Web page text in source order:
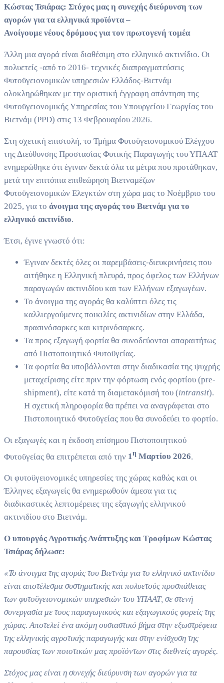
Κώστας Τσιάρας: Στόχος μας η συνεχής διεύρυνση των
αγορών για τα ελληνικά προϊόντα –
Ανοίγουμε νέους δρόμους για τον πρωτογενή τομέα
Άλλη μια αγορά είναι διαθέσιμη στο ελληνικό ακτινίδιο. Οι
πολυετείς -από το 2016- τεχνικές διαπραγματεύσεις
Φυτοϋγειονομικών υπηρεσιών Ελλάδος-Βιετνάμ
ολοκληρώθηκαν με την οριστική έγγραφη απάντηση της
Φυτοϋγειονομικής Υπηρεσίας του Υπουργείου Γεωργίας του
Βιετνάμ (PPD) στις 13 Φεβρουαρίου 2026.
Στη σχετική επιστολή, το Τμήμα Φυτοϋγειονομικού Ελέγχου
της Διεύθυνσης Προστασίας Φυτικής Παραγωγής του ΥΠΑΑΤ
ενημερώθηκε ότι έγιναν δεκτά όλα τα μέτρα που προτάθηκαν,
μετά την επιτόπια επιθεώρηση Βιετναμέζων
Φυτοϋγειονομικών Ελεγκτών στη χώρα μας το Νοέμβριο του
2025, για το άνοιγμα της αγοράς του Βιετνάμ για το
ελληνικό ακτινίδιο.
Έτσι, έγινε γνωστό ότι:
Έγιναν δεκτές όλες οι παρεμβάσεις-διευκρινήσεις που
αιτήθηκε η Ελληνική πλευρά, προς όφελος των Ελλήνων
παραγωγών ακτινιδίου και των Ελλήνων εξαγωγέων.
Το άνοιγμα της αγοράς θα καλύπτει όλες τις
καλλιεργούμενες ποικιλίες ακτινιδίων στην Ελλάδα,
πρασινόσαρκες και κιτρινόσαρκες.
Τα προς εξαγωγή φορτία θα συνοδεύονται απαραιτήτως
από Πιστοποιητικό Φυτοϋγείας.
Τα φορτία θα υποβάλλονται στην διαδικασία της ψυχρής
μεταχείρισης είτε πριν την φόρτωση ενός φορτίου (pre-
shipment), είτε κατά τη διαμετακόμισή του (intransit).
Η σχετική πληροφορία θα πρέπει να αναγράφεται στο
Πιστοποιητικό Φυτοϋγείας που θα συνοδεύει το φορτίο.
Οι εξαγωγές και η έκδοση επίσημου Πιστοποιητικού
Φυτοϋγείας θα επιτρέπεται από την 1η Μαρτίου 2026.
Οι φυτοϋγειονομικές υπηρεσίες της χώρας καθώς και οι
Έλληνες εξαγωγείς θα ενημερωθούν άμεσα για τις
διαδικαστικές λεπτομέρειες της εξαγωγής ελληνικού
ακτινιδίου στο Βιετνάμ.
Ο υπουργός Αγροτικής Ανάπτυξης και Τροφίμων Κώστας
Τσιάρας δήλωσε:
«Το άνοιγμα της αγοράς του Βιετνάμ για το ελληνικό ακτινίδιο
είναι αποτέλεσμα συστηματικής και πολυετούς προσπάθειας
των φυτοϋγειονομικών υπηρεσιών του ΥΠΑΑΤ, σε στενή
συνεργασία με τους παραγωγικούς και εξαγωγικούς φορείς της
χώρας. Αποτελεί ένα ακόμη ουσιαστικό βήμα στην εξωστρέφεια
της ελληνικής αγροτικής παραγωγής και στην ενίσχυση της
παρουσίας των ποιοτικών μας προϊόντων στις διεθνείς αγορές.
Στόχος μας είναι η συνεχής διεύρυνση των αγορών για τα